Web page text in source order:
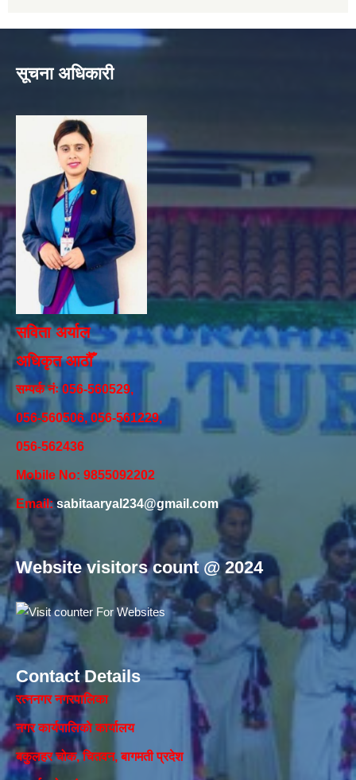
सूचना अधिकारी
सविता अर्याल
अधिकृत आठौँ
सम्पर्क नंः 056-560529,
056-560506, 056-561229,
056-562436
Mobile No: 9855092202
Email:sabitaaryal234@gmail.com
Website visitors count @ 2024
Contact Details
रत्ननगर नगरपालिका
नगर कार्यपालिकाे कार्यालय‍
बकुलहर चोक, चितवन, बागमती प्रदेश